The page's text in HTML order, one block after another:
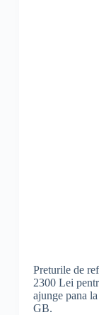
Preturile de
2300 Lei
ajunge pana
GB.